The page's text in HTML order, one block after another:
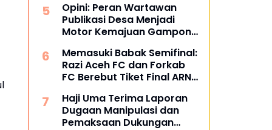
Opini: Peran Wartawan
Publikasi Desa Menjadi
Motor Kemajuan Gampong
Memasuki Babak Semifinal:
Razi Aceh FC dan Forkab
FC Berebut Tiket Final ARN
Haji Uma Terima Laporan
Dugaan Manipulasi dan
Pemaksaan Dukungan